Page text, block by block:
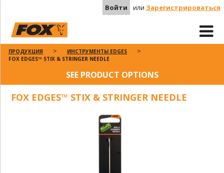
Войти или Зарегистрироваться
ПРОДУКЦИЯ
ИНСТРУМЕНТЫ EDGES
FOX EDGES™ STIX & STRINGER NEEDLE
SEE PRODUCT OPTIONS
FOX EDGES™ STIX & STRINGER NEEDLE